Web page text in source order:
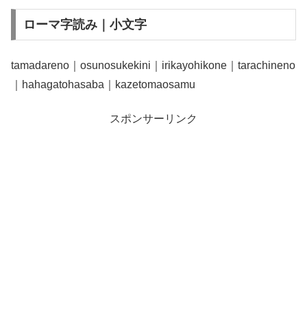
ローマ字読み｜小文字
tamadareno｜osunosukekini｜irikayohikone｜tarachineno
｜hahagatohasaba｜kazetomaosamu
スポンサーリンク